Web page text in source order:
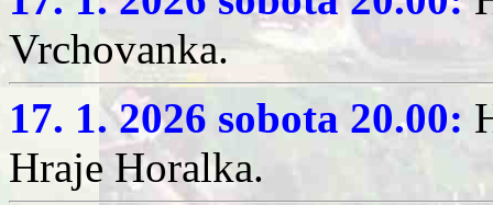
Vrchovanka.
17. 1. 2026 sobota 20.00:
Hraje Horalka.